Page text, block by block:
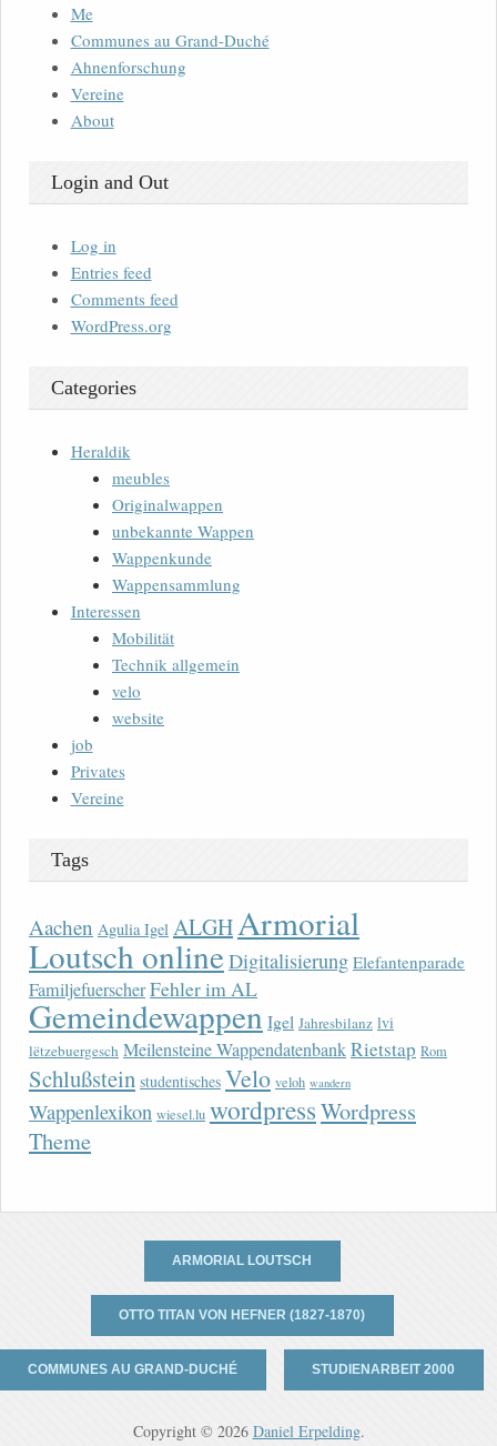
Me
Communes au Grand-Duché
Ahnenforschung
Vereine
About
Login and Out
Log in
Entries feed
Comments feed
WordPress.org
Categories
Heraldik
meubles
Originalwappen
unbekannte Wappen
Wappenkunde
Wappensammlung
Interessen
Mobilität
Technik allgemein
velo
website
job
Privates
Vereine
Tags
Aachen Agulia Igel ALGHArmorial
Loutsch onlineDigitalisierung Elefantenparade
FamiljefuerscherFehler im AL
Gemeindewappen Igel Jahresbilanz lvi
lëtzebuergesch Meilensteine WappendatenbankRietstap Rom
Schlußstein studentisches Velo veloh wandern
Wappenlexikon wiesel.lu wordpressWordpress
Theme
ARMORIAL LOUTSCH
OTTO TITAN VON HEFNER (1827-1870)
COMMUNES AU GRAND-DUCHÉ STUDIENARBEIT 2000
Copyright © 2026 Daniel Erpelding.